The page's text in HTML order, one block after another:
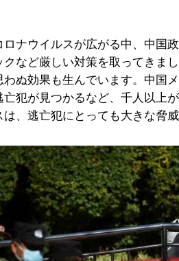
ロナウイルスが広がる中、中国
クなど厳しい対策を取ってきま
わぬ効果も生んでいます。中国
亡犯が見つかるなど、千人以上
、逃亡犯にとっても大きな脅